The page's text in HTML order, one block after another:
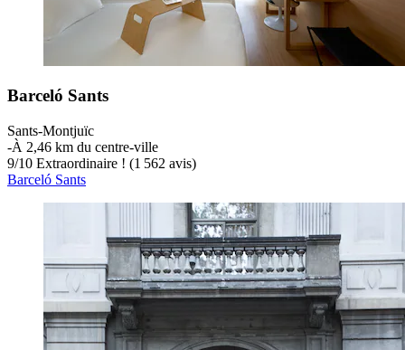
Barceló Sants
Sants-Montjuïc
‐À 2,46 km du centre-ville
9/10 Extraordinaire ! (1 562 avis)
Barceló Sants